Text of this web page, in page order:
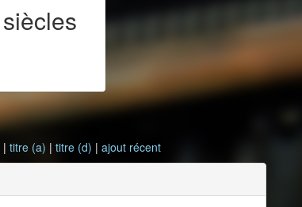
siècles
|titre (a) |titre (d) |ajout récent